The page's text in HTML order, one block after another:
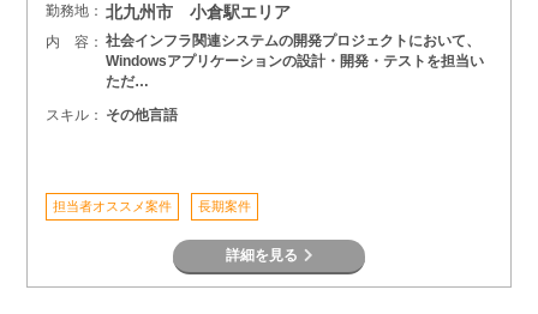
勤務地： 北九州市 小倉駅エリア
内 容： 社会インフラ関連システムの開発プロジェクトにおいて、
Windowsアプリケーションの設計・開発・テストを担当い
ただ…
スキル： その他言語
担当者オススメ案件 長期案件
詳細を見る